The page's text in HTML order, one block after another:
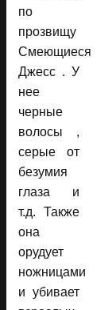
по
прозвищу
Смеющиеся
Джесс . У
нее
черные
волосы ,
серые от
безумия
глаза и
т.д. Также
она
орудует
ножницами
и убивает